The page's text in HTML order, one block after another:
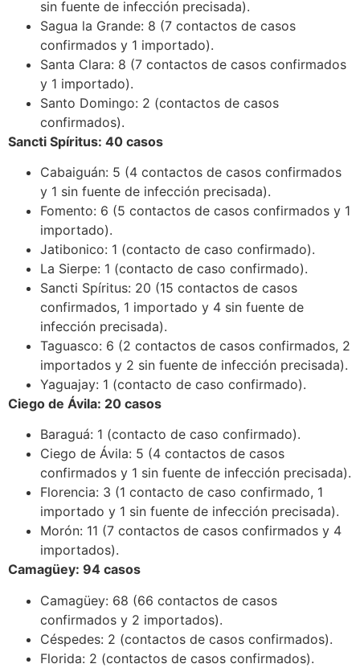
sin fuente de infección precisada).
Sagua la Grande: 8 (7 contactos de casos
confirmados y 1 importado).
Santa Clara: 8 (7 contactos de casos confirmados
y 1 importado).
Santo Domingo: 2 (contactos de casos
confirmados).
Sancti Spíritus: 40 casos
Cabaiguán: 5 (4 contactos de casos confirmados
y 1 sin fuente de infección precisada).
Fomento: 6 (5 contactos de casos confirmados y 1
importado).
Jatibonico: 1 (contacto de caso confirmado).
La Sierpe: 1 (contacto de caso confirmado).
Sancti Spíritus: 20 (15 contactos de casos
confirmados, 1 importado y 4 sin fuente de
infección precisada).
Taguasco: 6 (2 contactos de casos confirmados, 2
importados y 2 sin fuente de infección precisada).
Yaguajay: 1 (contacto de caso confirmado).
Ciego de Ávila: 20 casos
Baraguá: 1 (contacto de caso confirmado).
Ciego de Ávila: 5 (4 contactos de casos
confirmados y 1 sin fuente de infección precisada).
Florencia: 3 (1 contacto de caso confirmado, 1
importado y 1 sin fuente de infección precisada).
Morón: 11 (7 contactos de casos confirmados y 4
importados).
Camagüey: 94 casos
Camagüey: 68 (66 contactos de casos
confirmados y 2 importados).
Céspedes: 2 (contactos de casos confirmados).
Florida: 2 (contactos de casos confirmados).